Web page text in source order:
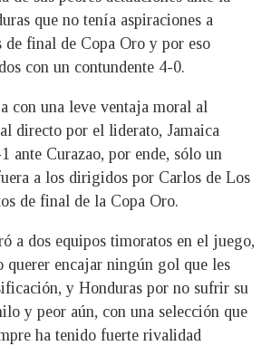
que no tenía aspiraciones a
de final de Copa Oro y por eso
con un contundente 4-0.
con una leve ventaja moral al
directo por el liderato, Jamaica
ante Curazao, por ende, sólo un
a los dirigidos por Carlos de Los
de final de la Copa Oro.
a dos equipos timoratos en el juego,
querer encajar ningún gol que les
y Honduras por no sufrir su
y peor aún, con una selección que
ha tenido fuerte rivalidad